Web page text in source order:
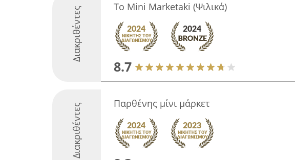
Διακριθέντες Το Mini Marketaki (Ψιλικά)
8.7
Διακριθέντες Παρθένης μίνι μάρκετ